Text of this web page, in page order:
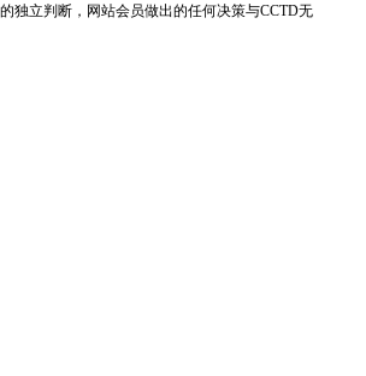
独立判断，网站会员做出的任何决策与CCTD无